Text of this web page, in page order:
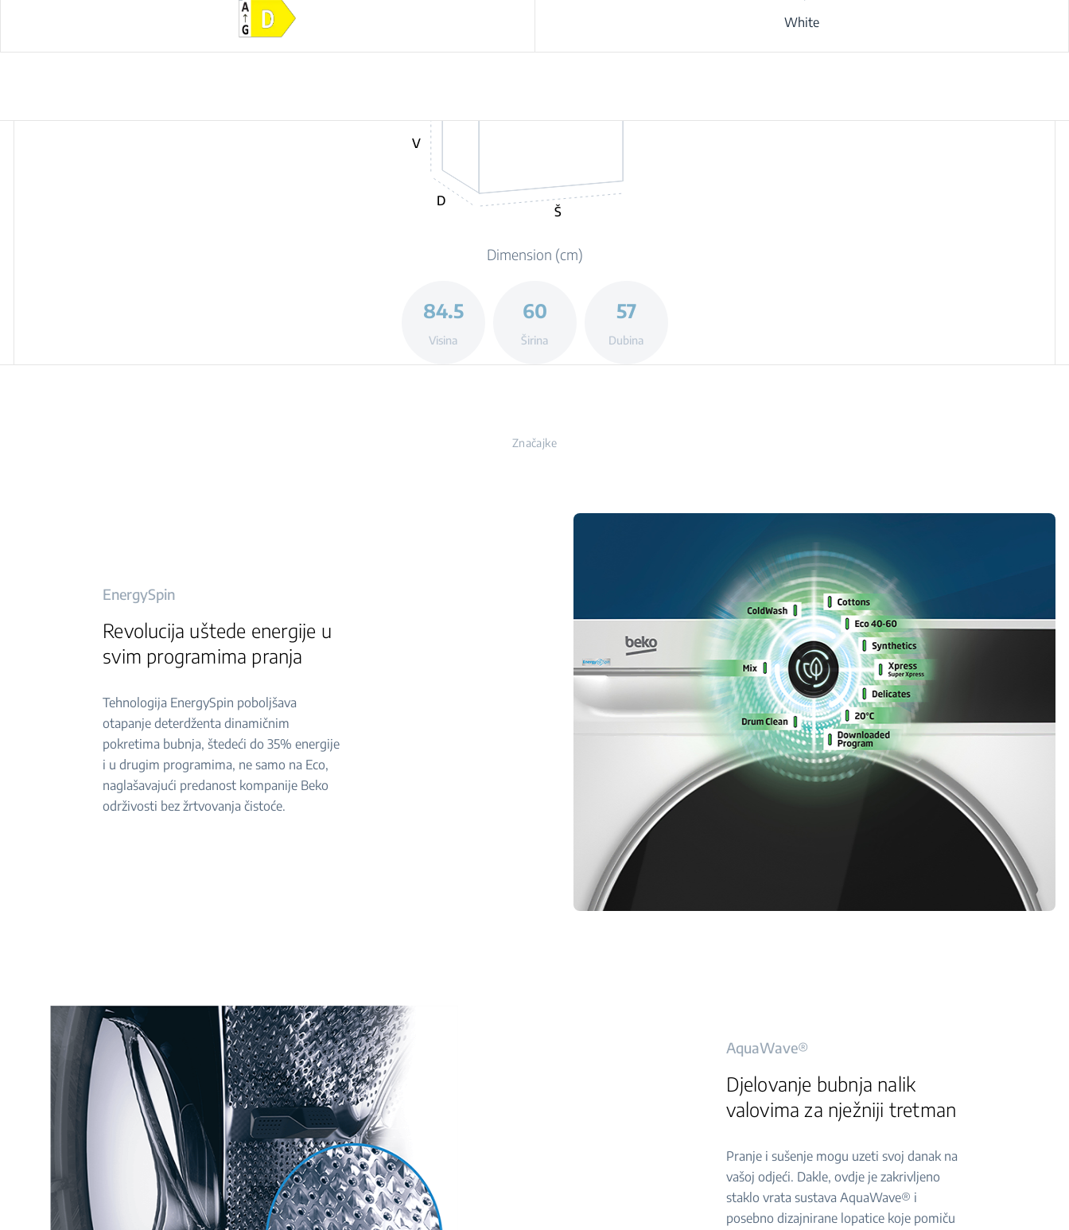
White
V
D
Š
Dimension (cm)
84.5
Visina
60
Širina
57
Dubina
Značajke
EnergySpin
Revolucija uštede energije u
svim programima pranja
Tehnologija EnergySpin poboljšava
otapanje deterdženta dinamičnim
pokretima bubnja, štedeći do 35% energije
i u drugim programima, ne samo na Eco,
naglašavajući predanost kompanije Beko
održivosti bez žrtvovanja čistoće.
AquaWave®
Djelovanje bubnja nalik
valovima za nježniji tretman
Pranje i sušenje mogu uzeti svoj danak na
vašoj odjeći. Dakle, ovdje je zakrivljeno
staklo vrata sustava AquaWave® i
posebno dizajnirane lopatice koje pomiču